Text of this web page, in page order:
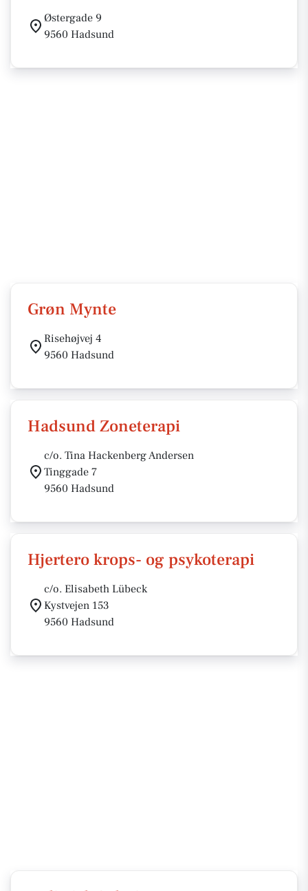
Østergade 9
9560 Hadsund
Grøn Mynte
Risehøjvej 4
9560 Hadsund
Hadsund Zoneterapi
c/o. Tina Hackenberg Andersen
Tinggade 7
9560 Hadsund
Hjertero krops- og psykoterapi
c/o. Elisabeth Lübeck
Kystvejen 153
9560 Hadsund